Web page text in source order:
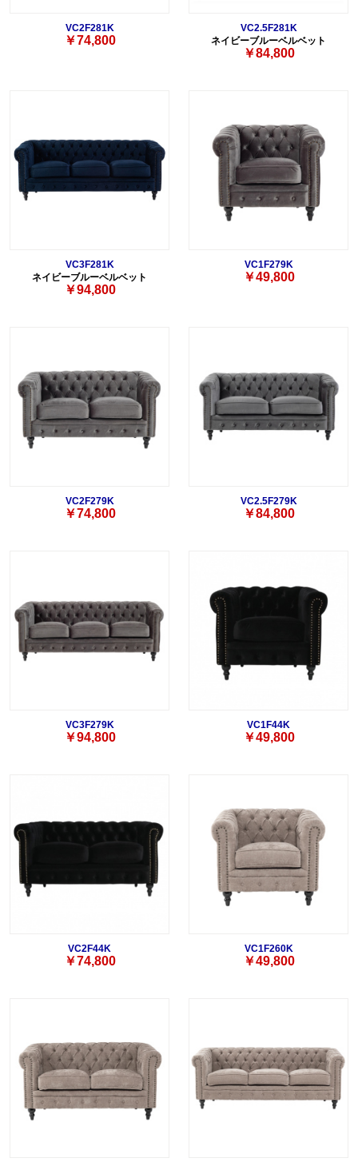
VC2F281K
￥74,800
VC2.5F281K
ネイビーブルーベルベット
￥84,800
VC3F281K
ネイビーブルーベルベット
￥94,800
VC1F279K
￥49,800
VC2F279K
￥74,800
VC2.5F279K
￥84,800
VC3F279K
￥94,800
VC1F44K
￥49,800
VC2F44K
￥74,800
VC1F260K
￥49,800